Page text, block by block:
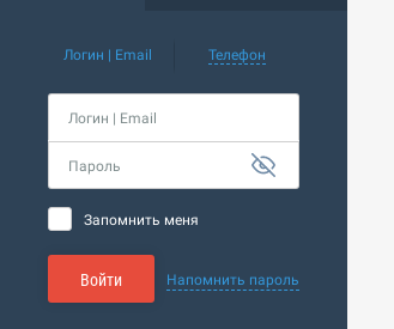
Логин | Email Телефон
Логин | Email
Пароль
Запомнить меня
Войти Напомнить пароль